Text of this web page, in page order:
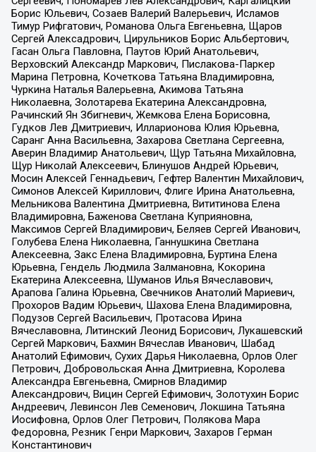
Борис Юльевич, Созаев Валерий Валерьевич, Исламов
Тимур Рифгатович, Романова Ольга Евгеньевна, Щаров
Сергей Алексадрович, Цирульников Борис Альбертович,
Гасан Ольга Павловна, Паутов Юрий Анатольевич,
Верховский Александр Маркович, Пислакова-Паркер
Марина Петровна, Кочеткова Татьяна Владимировна,
Чуркина Наталья Валерьевна, Акимова Татьяна
Николаевна, Золотарева Екатерина Александровна,
Рачинский Ян Збигневич, Жемкова Елена Борисовна,
Гудков Лев Дмитриевич, Илларионова Юлия Юрьевна,
Саранг Анна Васильевна, Захарова Светлана Сергеевна,
Аверин Владимир Анатольевич, Щур Татьяна Михайловна,
Щур Николай Алексеевич, Блинушов Андрей Юрьевич,
Мосин Алексей Геннадьевич, Гефтер Валентин Михайлович,
Симонов Алексей Кириллович, Флиге Ирина Анатольевна,
Мельникова Валентина Дмитриевна, Вититинова Елена
Владимировна, Баженова Светлана Куприяновна,
Максимов Сергей Владимирович, Беляев Сергей Иванович,
Голубева Елена Николаевна, Ганнушкина Светлана
Алексеевна, Закс Елена Владимировна, Буртина Елена
Юрьевна, Гендель Людмила Залмановна, Кокорина
Екатерина Алексеевна, Шуманов Илья Вячеславович,
Арапова Галина Юрьевна, Свечников Анатолий Мариевич,
Прохоров Вадим Юрьевич, Шахова Елена Владимировна,
Подузов Сергей Васильевич, Протасова Ирина
Вячеславовна, Литинский Леонид Борисович, Лукашевский
Сергей Маркович, Бахмин Вячеслав Иванович, Шабад
Анатолий Ефимович, Сухих Дарья Николаевна, Орлов Олег
Петрович, Добровольская Анна Дмитриевна, Королева
Александра Евгеньевна, Смирнов Владимир
Александрович, Вицин Сергей Ефимович, Золотухин Борис
Андреевич, Левинсон Лев Семенович, Локшина Татьяна
Иосифовна, Орлов Олег Петрович, Полякова Мара
Федоровна, Резник Генри Маркович, Захаров Герман
Константинович